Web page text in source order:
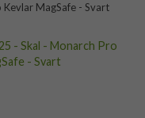
Kevlar MagSafe - Svart